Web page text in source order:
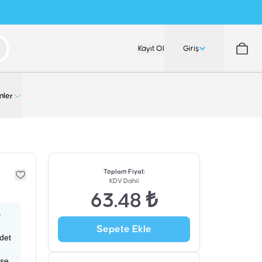
Kayıt Ol Giriş
Toplam Fiyat:
KDV Dahil
63.48 ₺
Sepete Ekle